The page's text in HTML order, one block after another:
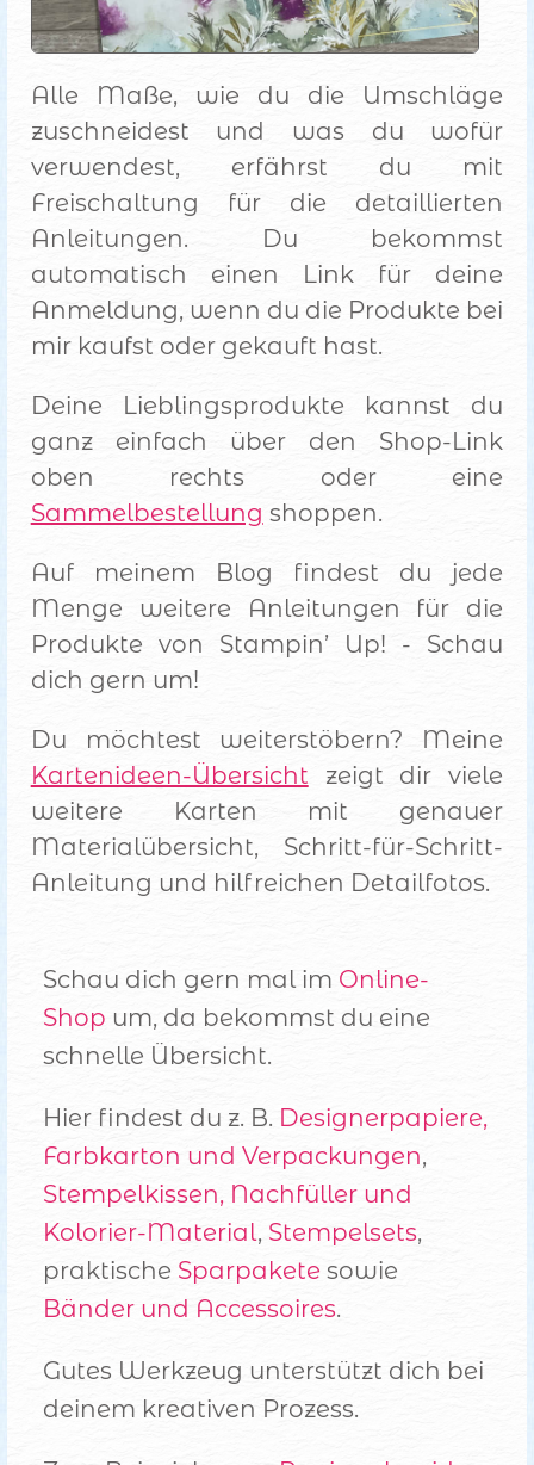
Alle Maße, wie du die Umschläge
zuschneidest und was du wofür
verwendest, erfährst du mit
Freischaltung für die detaillierten
Anleitungen. Du bekommst
automatisch einen Link für deine
Anmeldung, wenn du die Produkte bei
mir kaufst oder gekauft hast.
Deine Lieblingsprodukte kannst du
ganz einfach über den Shop-Link
oben rechts oder eine
Sammelbestellung shoppen.
Auf meinem Blog findest du jede
Menge weitere Anleitungen für die
Produkte von Stampin’ Up! - Schau
dich gern um!
Du möchtest weiterstöbern? Meine
Kartenideen-Übersicht zeigt dir viele
weitere Karten mit genauer
Materialübersicht, Schritt-für-Schritt-
Anleitung und hilfreichen Detailfotos.
Schau dich gern mal im Online-
Shop um, da bekommst du eine
schnelle Übersicht.
Hier findest du z. B. Designerpapiere,
Farbkarton und Verpackungen,
Stempelkissen, Nachfüller und
Kolorier-Material, Stempelsets,
praktische Sparpakete sowie
Bänder und Accessoires.
Gutes Werkzeug unterstützt dich bei
deinem kreativen Prozess.